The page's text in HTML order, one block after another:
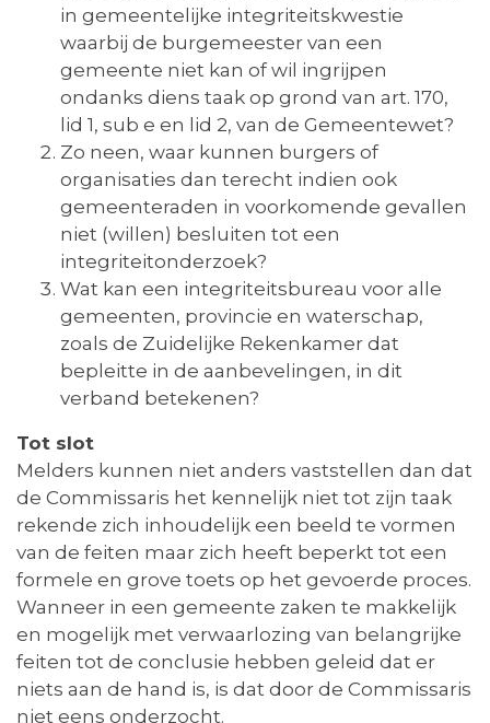
in gemeentelijke integriteitskwestie
waarbij de burgemeester van een
gemeente niet kan of wil ingrijpen
ondanks diens taak op grond van art. 170,
lid 1, sub e en lid 2, van de Gemeentewet?
Zo neen, waar kunnen burgers of
organisaties dan terecht indien ook
gemeenteraden in voorkomende gevallen
niet (willen) besluiten tot een
integriteitonderzoek?
Wat kan een integriteitsbureau voor alle
gemeenten, provincie en waterschap,
zoals de Zuidelijke Rekenkamer dat
bepleitte in de aanbevelingen, in dit
verband betekenen?
Tot slot
Melders kunnen niet anders vaststellen dan dat
de Commissaris het kennelijk niet tot zijn taak
rekende zich inhoudelijk een beeld te vormen
van de feiten maar zich heeft beperkt tot een
formele en grove toets op het gevoerde proces.
Wanneer in een gemeente zaken te makkelijk
en mogelijk met verwaarlozing van belangrijke
feiten tot de conclusie hebben geleid dat er
niets aan de hand is, is dat door de Commissaris
niet eens onderzocht.